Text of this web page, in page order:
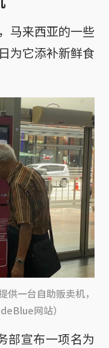
马来西亚的一些
为它添补新鲜食
一台自助贩卖机，
网站）
部宣布一项名为